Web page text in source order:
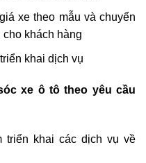
xe theo mẫu và chuyển
khách hàng
khai dịch vụ
xe ô tô theo yêu cầu
triển khai các dịch vụ về